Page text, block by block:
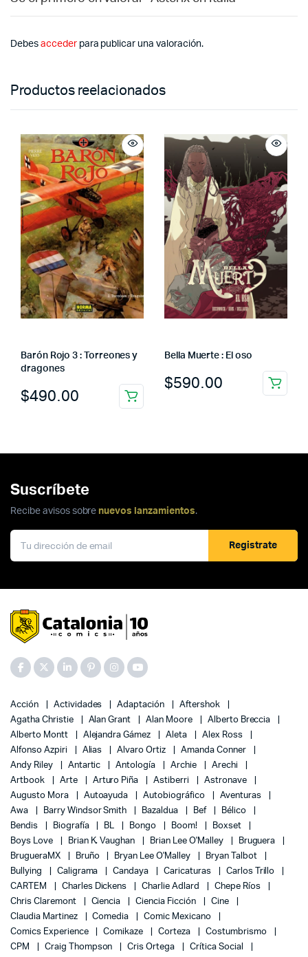
Debes accederpara publicar una valoración.
Productos reelacionados
Barón Rojo 3 : Torreones y
dragones
$490.00
Bella Muerte : El oso
$590.00
Suscríbete
Recibe avisos sobre nuevos lanzamientos.
Registrate
Acción Actividades Adaptación
Aftershok
Agatha Christie
Alan Grant Alan Moore
Alberto Breccia
Alberto Montt
Alejandra Gámez Aleta
Alex Ross
Alfonso Azpiri
Alias Alvaro Ortiz
Amanda Conner
Andy Riley
Antartic Antología Archie
Arechi
Artbook
Arte Arturo Piña Astiberri
Astronave
Augusto Mora
Autoayuda Autobiográfico
Aventuras
Awa
Barry Windsor Smith Bazaldua Bef
Bélico
Bendis
Biografía BL Bongo Boom!
Boxset
Boys Love
Brian K. Vaughan Brian Lee O'Malley
Bruguera
BrugueraMX
Bruño Bryan Lee O'Malley
Bryan Talbot
Bullying
Caligrama Candaya Caricaturas
Carlos Trillo
CARTEM
Charles Dickens Charlie Adlard
Chepe Ríos
Chris Claremont
Ciencia Ciencia Ficción
Cine
Claudia Martinez
Comedia
Comic Mexicano
Comics Experience
Comikaze Corteza
Costumbrismo
CPM
Craig Thompson Cris Ortega
Crítica Social